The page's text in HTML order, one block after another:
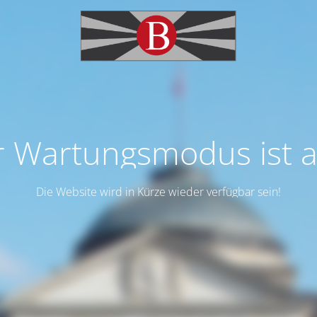
Wartungsmodus ist
Die Website wird in Kürze wieder verfügbar sein!